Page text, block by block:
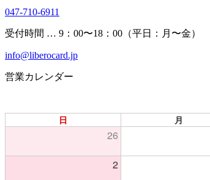
047-710-6911
受付時間 … 9：00〜18：00（平日：月〜金）
info@liberocard.jp
営業カレンダー
日 月
26
2